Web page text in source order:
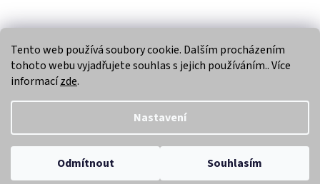
Tento web používá soubory cookie. Dalším procházením
tohoto webu vyjadřujete souhlas s jejich používáním.. Více
informacízde.
Nastavení
Odmítnout Souhlasím
Copyright 2026